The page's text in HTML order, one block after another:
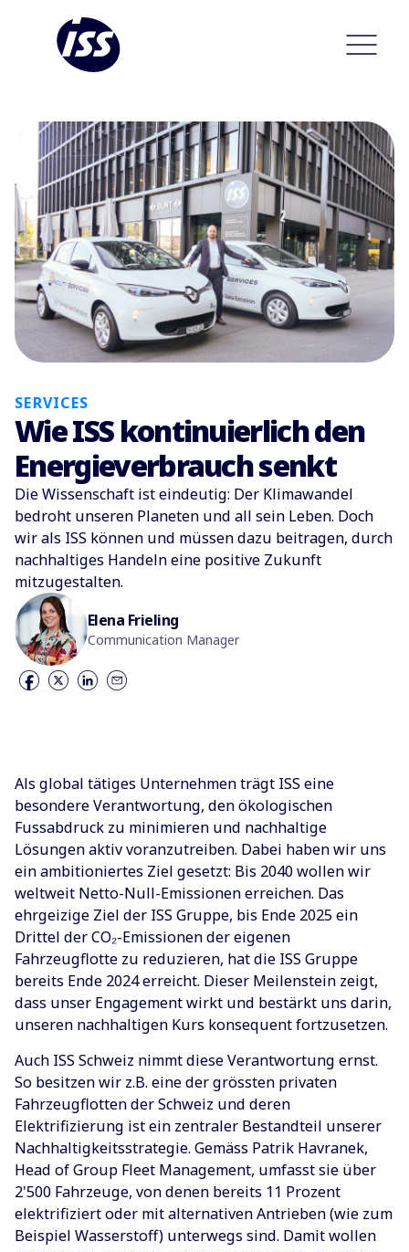
SERVICES
Wie ISS kontinuierlich den
Energieverbrauch senkt
Die Wissenschaft ist eindeutig: Der Klimawandel
bedroht unseren Planeten und all sein Leben. Doch
wir als ISS können und müssen dazu beitragen, durch
nachhaltiges Handeln eine positive Zukunft
mitzugestalten.
Elena Frieling
Communication Manager
Als global tätiges Unternehmen trägt ISS eine
besondere Verantwortung, den ökologischen
Fussabdruck zu minimieren und nachhaltige
Lösungen aktiv voranzutreiben. Dabei haben wir uns
ein ambitioniertes Ziel gesetzt: Bis 2040 wollen wir
weltweit Netto-Null-Emissionen erreichen. Das
ehrgeizige Ziel der ISS Gruppe, bis Ende 2025 ein
Drittel der CO₂-Emissionen der eigenen
Fahrzeugflotte zu reduzieren, hat die ISS Gruppe
bereits Ende 2024 erreicht. Dieser Meilenstein zeigt,
dass unser Engagement wirkt und bestärkt uns darin,
unseren nachhaltigen Kurs konsequent fortzusetzen.
Auch ISS Schweiz nimmt diese Verantwortung ernst.
So besitzen wir z.B. eine der grössten privaten
Fahrzeugflotten der Schweiz und deren
Elektrifizierung ist ein zentraler Bestandteil unserer
Nachhaltigkeitsstrategie. Gemäss Patrik Havranek,
Head of Group Fleet Management, umfasst sie über
2'500 Fahrzeuge, von denen bereits 11 Prozent
elektrifiziert oder mit alternativen Antrieben (wie zum
Beispiel Wasserstoff) unterwegs sind. Damit wollen